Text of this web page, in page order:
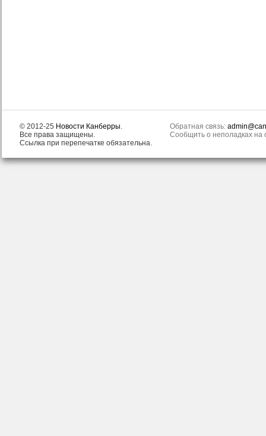
© 2012-25 Новости Канберры.
Все права защищены.
Ссылка при перепечатке обязательна.
Обратная связь:
Сообщить о неполадках на